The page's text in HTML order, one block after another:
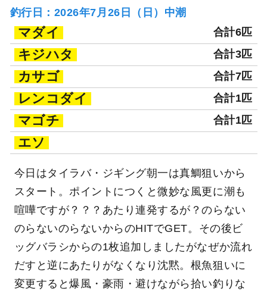
釣行日：2026年7月26日（日）中潮
マダイ 合計6匹
キジハタ 合計3匹
カサゴ 合計7匹
レンコダイ 合計1匹
マゴチ 合計1匹
エソ
今日はタイラバ・ジギング朝一は真鯛狙いから
スタート。ポイントにつくと微妙な風更に潮も
喧嘩ですが？？？あたり連発するが？のらない
のらないのらないからのHITでGET。その後ビ
ッグバラシからの1枚追加しましたがなぜか流れ
だすと逆にあたりがなくなり沈黙。根魚狙いに
変更すると爆風・豪雨・避けながら拾い釣りな